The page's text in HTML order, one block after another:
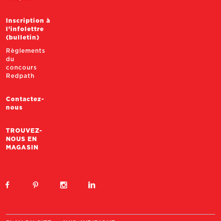
Inscription à
l’infolettre
(bulletin)
Règlements
du
concours
Redpath
Contactez-
nous
TROUVEZ-
NOUS EN
MAGASIN
Social Media Links